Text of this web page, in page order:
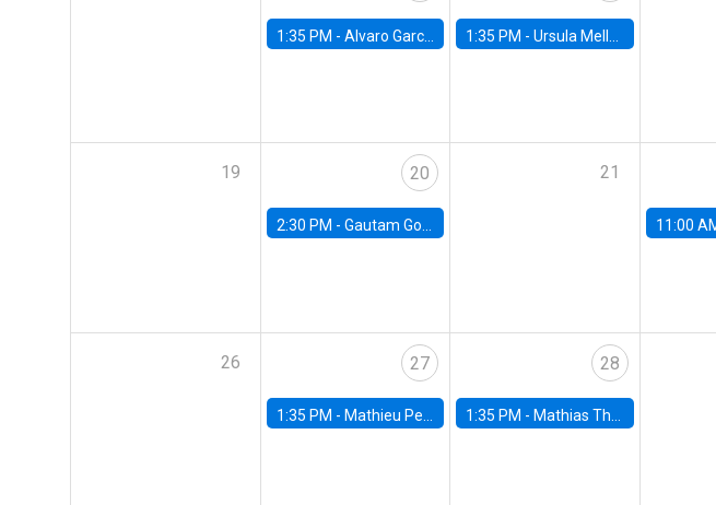
1:35 PM - Alvaro Garcia-Marin, Universidad de Los Andes 1:35 PM -Ursula Mello, Insper - Institute of Education and Research
19 20
2:30 PM - Gautam Gowrisankaran, Columbia University
21
11:00
26 27
1:35 PM - Mathieu Pedemonte, IDB
28
1:35 PM - Mathias Thoenig, University of Lausanne